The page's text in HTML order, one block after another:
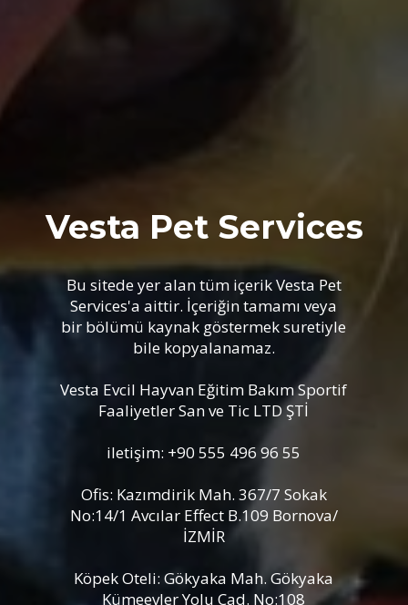
Vesta Pet Services
Bu sitede yer alan tüm içerik Vesta Pet
Services'a aittir. İçeriğin tamamı veya
bir bölümü kaynak göstermek suretiyle
bile kopyalanamaz.
Vesta Evcil Hayvan Eğitim Bakım Sportif
Faaliyetler San ve Tic LTD ŞTİ
iletişim: +90 555 496 96 55
Ofis: Kazımdirik Mah. 367/7 Sokak
No:14/1 Avcılar Effect B.109 Bornova/
İZMİR
Köpek Oteli: Gökyaka Mah. Gökyaka
Kümeevler Yolu Cad. No:108